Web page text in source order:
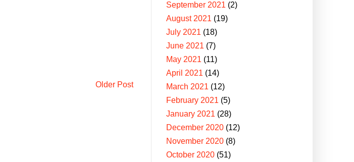
Older Post
September 2021 (2)
August 2021 (19)
July 2021 (18)
June 2021 (7)
May 2021 (11)
April 2021 (14)
March 2021 (12)
February 2021 (5)
January 2021 (28)
December 2020 (12)
November 2020 (8)
October 2020 (51)